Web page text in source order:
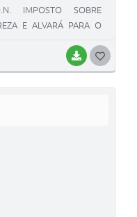
BAIXAR
IMPOSTO SOBRE
E ALVARÁ PARA O